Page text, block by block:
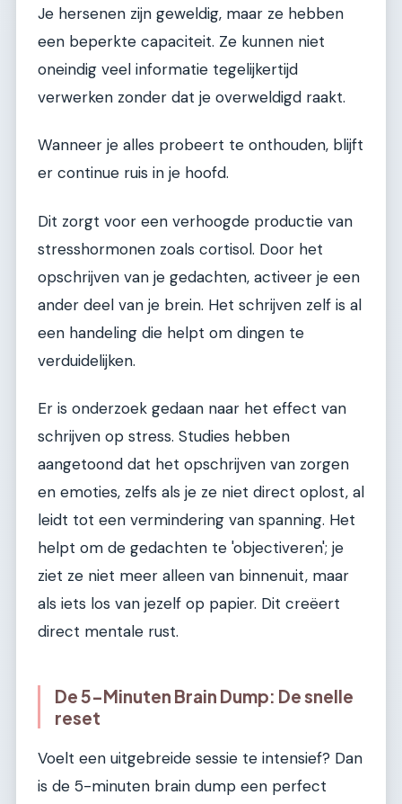
Je hersenen zijn geweldig, maar ze hebben
een beperkte capaciteit. Ze kunnen niet
oneindig veel informatie tegelijkertijd
verwerken zonder dat je overweldigd raakt.
Wanneer je alles probeert te onthouden, blijft
er continue ruis in je hoofd.
Dit zorgt voor een verhoogde productie van
stresshormonen zoals cortisol. Door het
opschrijven van je gedachten, activeer je een
ander deel van je brein. Het schrijven zelf is al
een handeling die helpt om dingen te
verduidelijken.
Er is onderzoek gedaan naar het effect van
schrijven op stress. Studies hebben
aangetoond dat het opschrijven van zorgen
en emoties, zelfs als je ze niet direct oplost, al
leidt tot een vermindering van spanning. Het
helpt om de gedachten te 'objectiveren'; je
ziet ze niet meer alleen van binnenuit, maar
als iets los van jezelf op papier. Dit creëert
direct mentale rust.
De 5-Minuten Brain Dump: De snelle
reset
Voelt een uitgebreide sessie te intensief? Dan
is de 5-minuten brain dump een perfect